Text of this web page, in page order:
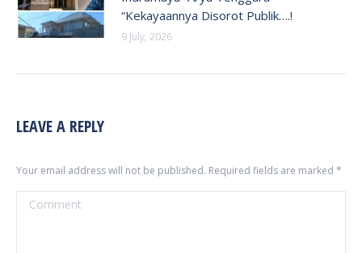
“Kekayaannya Disorot Publik….!
9 July, 2026
LEAVE A REPLY
Your email address will not be published. Required fields are marked *
Comment